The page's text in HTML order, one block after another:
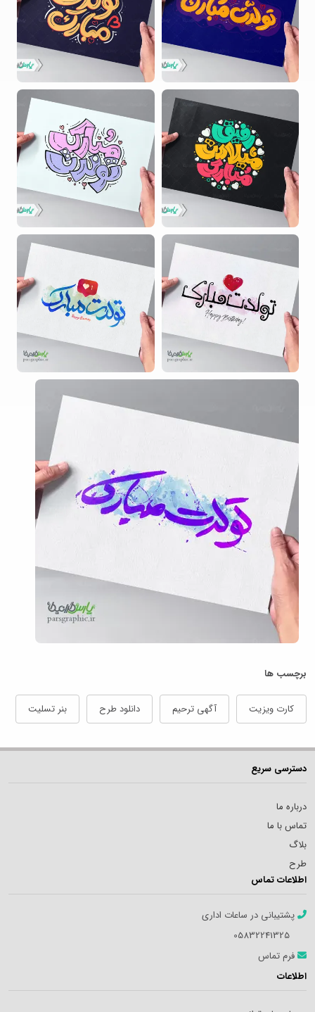
برچسب ها
کارت ویزیت آگهی ترحیم دانلود طرح بنر تسلیت
دسترسی سریع
درباره ما
تماس با ما
بلاگ
طرح
اطلاعات تماس
پشتیبانی در ساعات اداری
05832241325
فرم تماس
اطلاعات